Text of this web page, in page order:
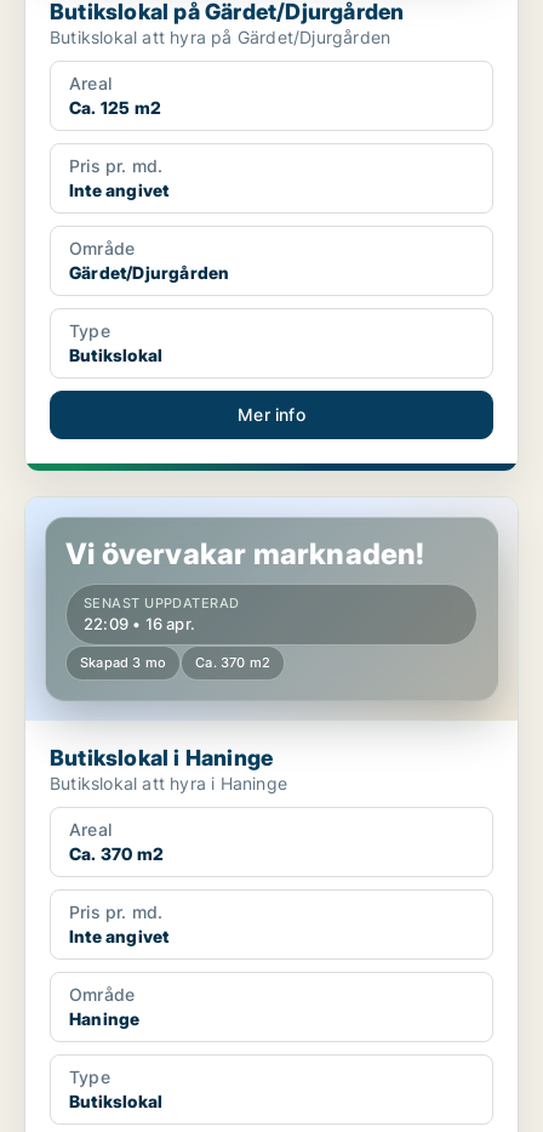
Butikslokal på Gärdet/Djurgården
Butikslokal att hyra på Gärdet/Djurgården
Areal
Ca. 125 m2
Pris pr. md.
Inte angivet
Område
Gärdet/Djurgården
Type
Butikslokal
Mer info
Butikslokal i Haninge
Vi övervakar marknaden!
SENAST UPPDATERAD
22:09 • 16 apr.
Skapad 3 mo Ca. 370 m2
Butikslokal i Haninge
Butikslokal att hyra i Haninge
Areal
Ca. 370 m2
Pris pr. md.
Inte angivet
Område
Haninge
Type
Butikslokal